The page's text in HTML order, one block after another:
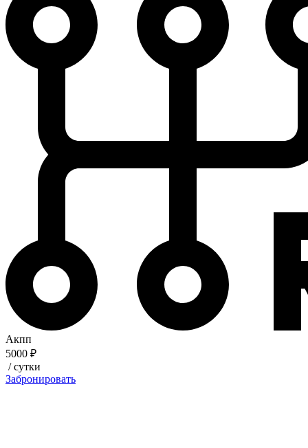
Акпп
5000 ₽
/ сутки
Забронировать